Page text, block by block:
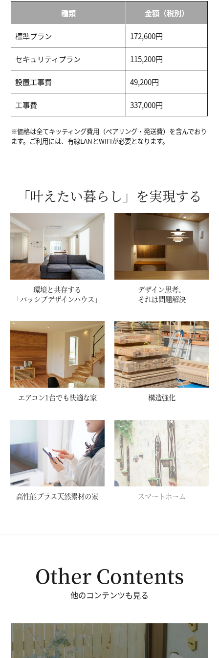
種類 金額（税別）
標準プラン 172,600円
セキュリティプラン 115,200円
設置工事費 49,200円
工事費 337,000円
※価格は全てキッティング費用（ペアリング・発送費）を含んでおり
ます。ご利用には、有線LANとWIFIが必要となります。
「叶えたい暮らし」を実現する
環境と共存する
「パッシブデザインハウス」
デザイン思考、
それは問題解決
エアコン1台でも快適な家 構造強化
高性能プラス天然素材の家 スマートホーム
Other Contents
他のコンテンツも見る